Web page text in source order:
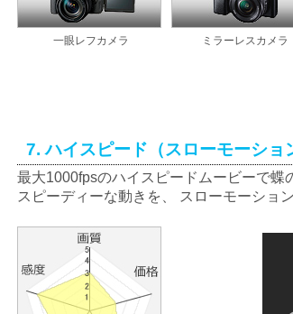
一眼レフカメラ ミラーレスカメラ
7. ハイスピード（スローモーショ
最大1000fpsのハイスピードムービーで
スピーディーな動きを、 スローモーショ